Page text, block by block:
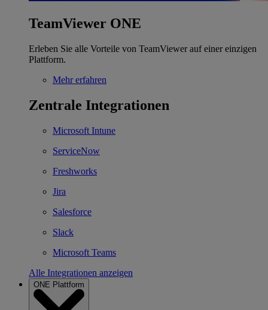
TeamViewer ONE
Erleben Sie alle Vorteile von TeamViewer auf einer einzigen
Plattform.
Mehr erfahren
Zentrale Integrationen
Microsoft Intune
ServiceNow
Freshworks
Jira
Salesforce
Slack
Microsoft Teams
Alle Integrationen anzeigen
ONE Plattform